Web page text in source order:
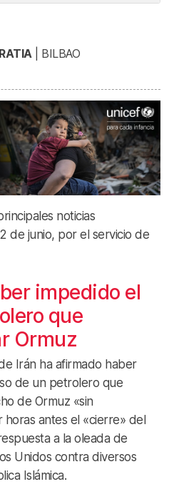
| BILBAO
noticias
de junio, por el servicio de
impedido el
que
Ormuz
Irán ha afirmado haber
de un petrolero que
de Ormuz «sin
horas antes el «cierre» del
a la oleada de
Unidos contra diversos
Islámica.